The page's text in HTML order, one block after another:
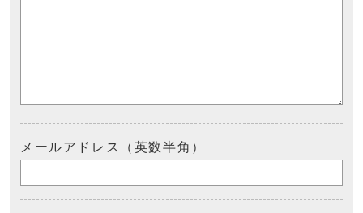
メールアドレス（英数半角）